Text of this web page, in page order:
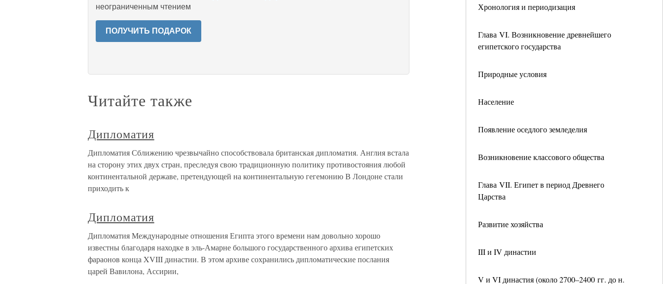
Хронология и периодизация
Глава VI. Возникновение древнейшего
египетского государства
Природные условия
Население
Появление оседлого земледелия
Возникновение классового общества
Глава VII. Египет в период Древнего
Царства
Развитие хозяйства
III и IV династии
V и VI династия (около 2700–2400 гг. до н.
неограниченным чтением
ПОЛУЧИТЬ ПОДАРОК
Читайте также
Дипломатия
Дипломатия Сближению чрезвычайно способствовала британская дипломатия. Англия встала
на сторону этих двух стран, преследуя свою традиционную политику противостояния любой
континентальной державе, претендующей на континентальную гегемонию В Лондоне стали
приходить к
Дипломатия
Дипломатия Международные отношения Египта этого времени нам довольно хорошо
известны благодаря находке в эль-Амарне большого государственного архива египетских
фараонов конца XVIII династии. В этом архиве сохранились дипломатические послания
царей Вавилона, Ассирии,